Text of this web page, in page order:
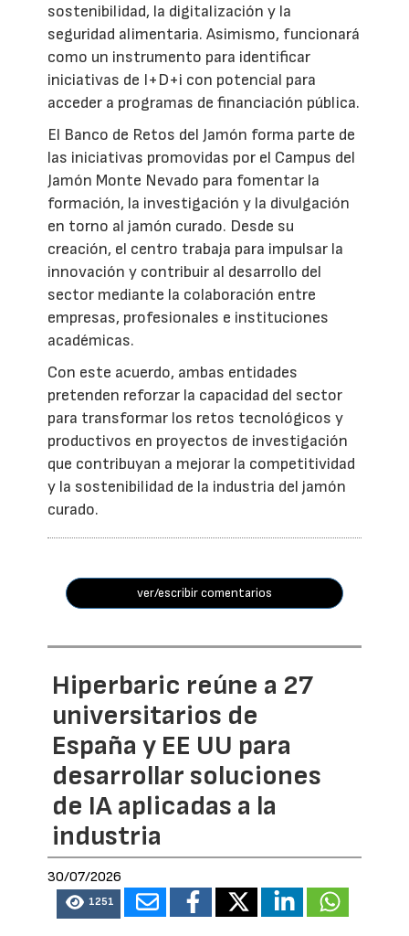
sostenibilidad, la digitalización y la
seguridad alimentaria. Asimismo, funcionará
como un instrumento para identificar
iniciativas de I+D+i con potencial para
acceder a programas de financiación pública.
El Banco de Retos del Jamón forma parte de
las iniciativas promovidas por el Campus del
Jamón Monte Nevado para fomentar la
formación, la investigación y la divulgación
en torno al jamón curado. Desde su
creación, el centro trabaja para impulsar la
innovación y contribuir al desarrollo del
sector mediante la colaboración entre
empresas, profesionales e instituciones
académicas.
Con este acuerdo, ambas entidades
pretenden reforzar la capacidad del sector
para transformar los retos tecnológicos y
productivos en proyectos de investigación
que contribuyan a mejorar la competitividad
y la sostenibilidad de la industria del jamón
curado.
ver/escribir comentarios
Hiperbaric reúne a 27
universitarios de
España y EE UU para
desarrollar soluciones
de IA aplicadas a la
industria
30/07/2026
1251